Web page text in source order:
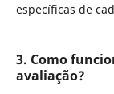
específicas de
3. Como
avaliação?